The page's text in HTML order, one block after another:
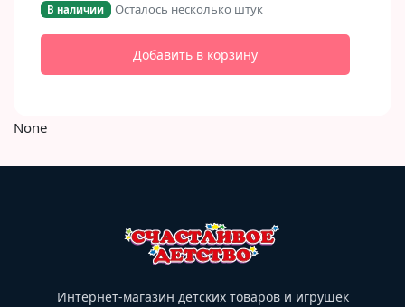
В наличии Осталось несколько штук
Добавить в корзину
None
Интернет-магазин детских товаров и игрушек